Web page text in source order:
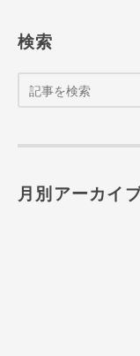
検索
月別アーカイ